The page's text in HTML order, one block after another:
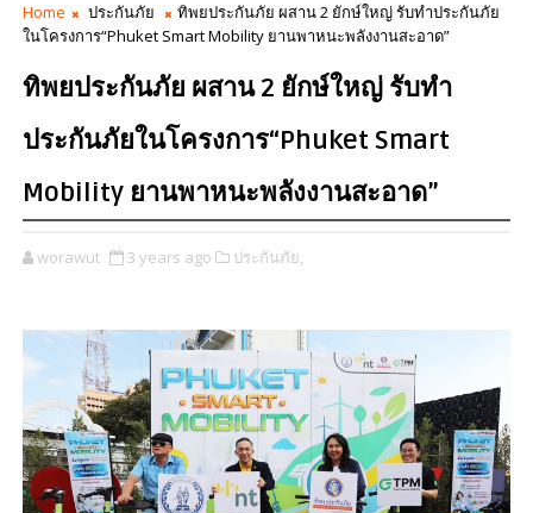
Home ประกันภัย
ทิพยประกันภัย ผสาน 2 ยักษ์ใหญ่ รับทำประกันภัย
ในโครงการ“Phuket Smart Mobility ยานพาหนะพลังงานสะอาด”
ทิพยประกันภัย ผสาน 2 ยักษ์ใหญ่ รับทำ
ประกันภัยในโครงการ“Phuket Smart
Mobility ยานพาหนะพลังงานสะอาด”
worawut 3 years ago ประกันภัย,